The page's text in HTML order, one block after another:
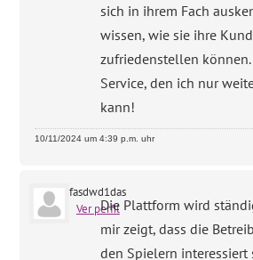
sich in ihrem Fach
wissen, wie sie ihre
zufriedenstellen
Service, den ich nur
kann!
10/11/2024 um 4:39 p.m. uhr
fasdwd1das
Ver perfilDie Plattform wird
mir zeigt, dass die
den Spielern interessiert